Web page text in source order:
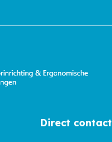
Direct contact